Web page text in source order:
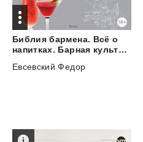
Библия бармена. Всё о
напитках. Барная культура. Коктейльная революция
Евсевский Федор